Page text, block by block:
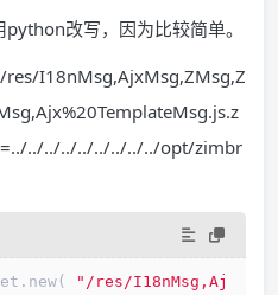
改写，因为比较简单。
I18nMsg,AjxMsg,ZMsg,Z
../../../../../../../../opt/zimbr
"/res/I18nMsg,Aj